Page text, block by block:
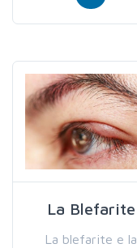
La Blefarite
La blefarite e la